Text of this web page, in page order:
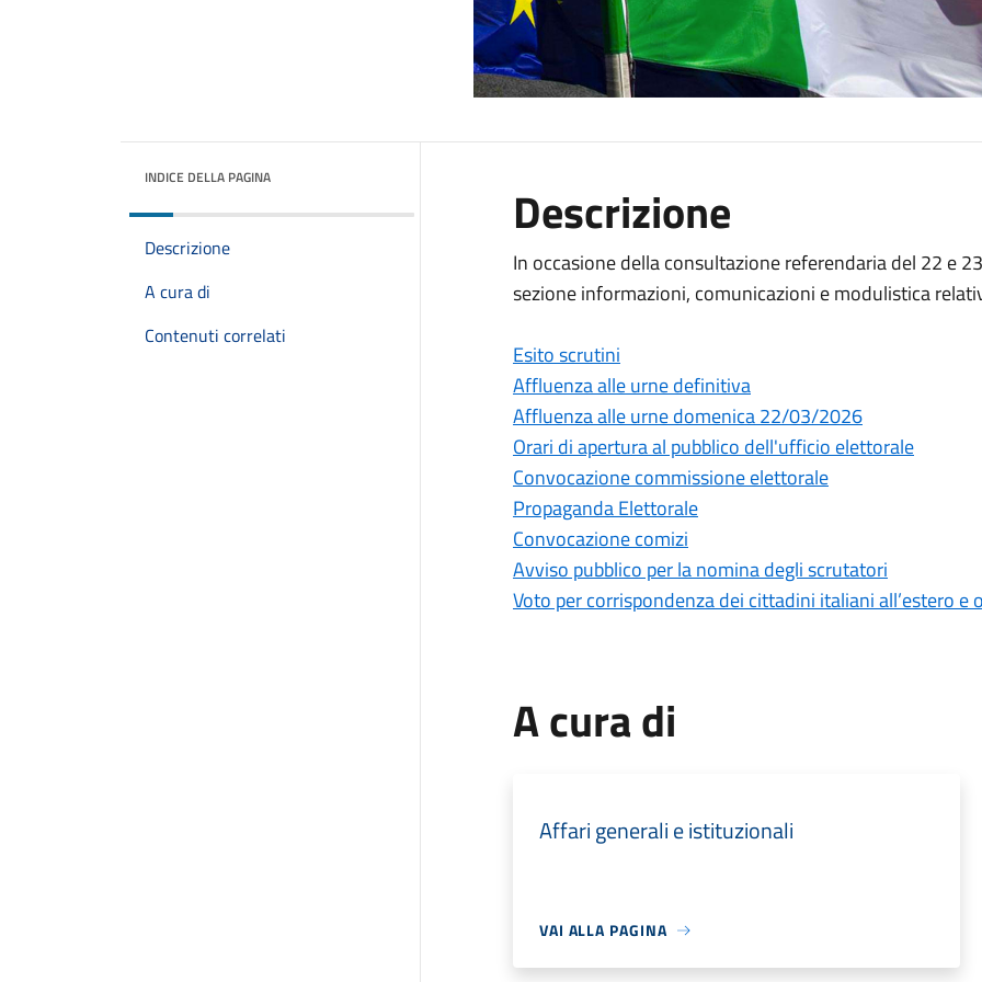
INDICE DELLA PAGINA
Descrizione
A cura di
Contenuti correlati
Descrizione
In occasione della consultazione referendaria del 22 e
sezione informazioni, comunicazioni e modulistica
Esito scrutini
Affluenza alle urne definitiva
Affluenza alle urne domenica 22/03/2026
Orari di apertura al pubblico dell'ufficio elettorale
Convocazione commissione elettorale
Propaganda Elettorale
Convocazione comizi
Avviso pubblico per la nomina degli scrutatori
Voto per corrispondenza dei cittadini italiani all’estero
A cura di
Affari generali e istituzionali
VAI ALLA PAGINA